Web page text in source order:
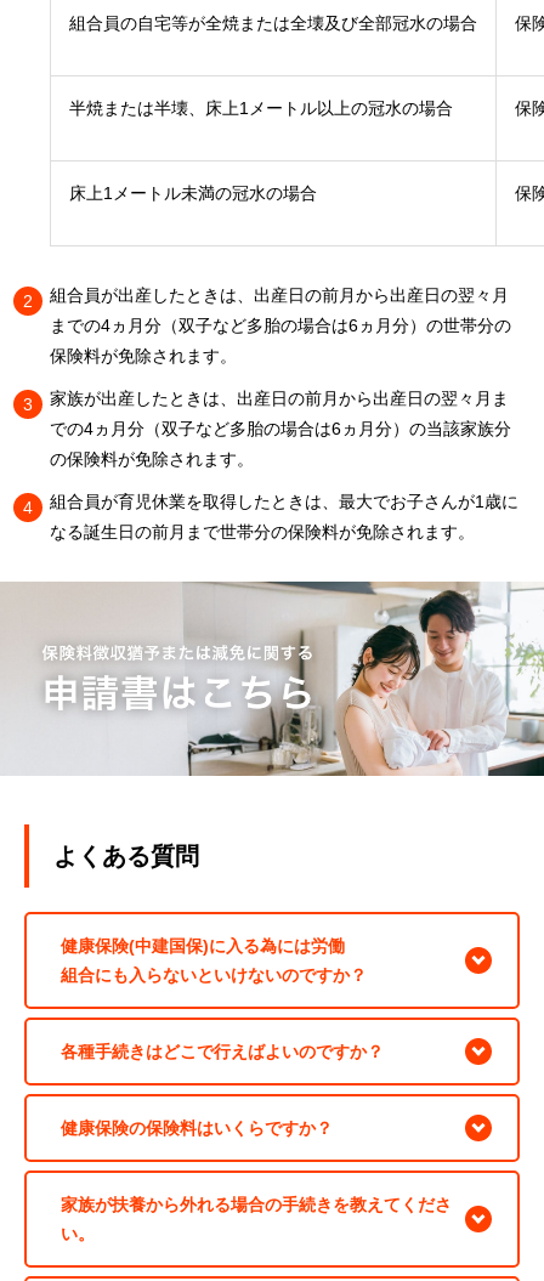
組合員の自宅等が全焼または全壊及び全部冠水の場合 保
半焼または半壊、床上1メートル以上の冠水の場合 保
床上1メートル未満の冠水の場合 保
組合員が出産したときは、出産日の前月から出産日の翌々月
までの4ヵ月分（双子など多胎の場合は6ヵ月分）の世帯分の
保険料が免除されます。
家族が出産したときは、出産日の前月から出産日の翌々月ま
での4ヵ月分（双子など多胎の場合は6ヵ月分）の当該家族分
の保険料が免除されます。
組合員が育児休業を取得したときは、最大でお子さんが1歳に
なる誕生日の前月まで世帯分の保険料が免除されます。
よくある質問
健康保険(中建国保)に入る為には労働
組合にも入らないといけないのですか？
各種手続きはどこで行えばよいのですか？
健康保険の保険料はいくらですか？
家族が扶養から外れる場合の手続きを教えてくださ
い。